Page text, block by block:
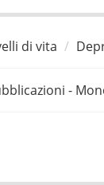
di vita
-